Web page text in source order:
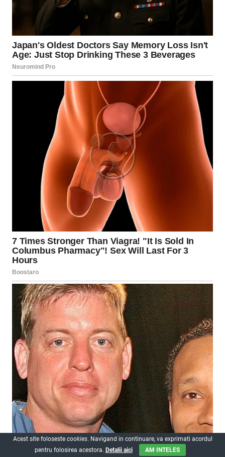
Acest site foloseste cookies. Navigand in continuare, va exprimati acordul
pentru folosirea acestora. Detalii aici AM INTELES